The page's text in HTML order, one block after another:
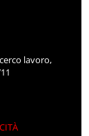
lavoro,